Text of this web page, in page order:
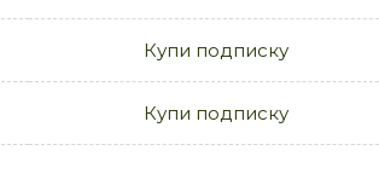
Купи подписку
Купи подписку